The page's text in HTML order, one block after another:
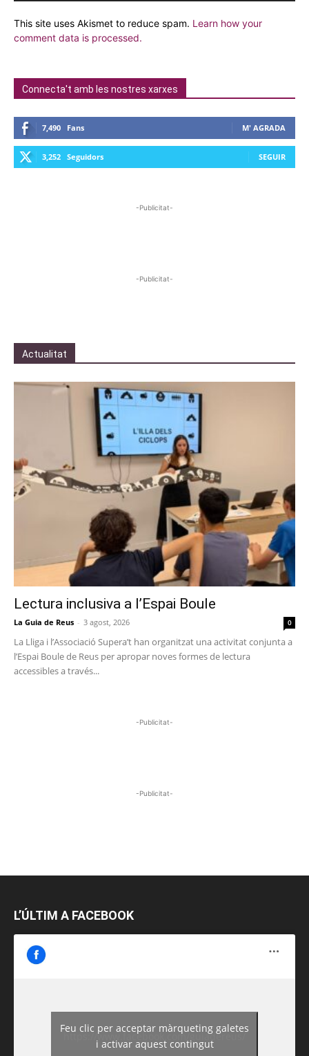
This site uses Akismet to reduce spam. Learn how your
comment data is processed.
Connecta't amb les nostres xarxes
7,490 Fans M' AGRADA
3,252 Seguidors SEGUIR
-Publicitat-
-Publicitat-
Actualitat
Lectura inclusiva a l’Espai Boule
La Guia de Reus - 3 agost, 2026 0
La Lliga i l’Associació Supera’t han organitzat una activitat conjunta a
l’Espai Boule de Reus per apropar noves formes de lectura
accessibles a través...
-Publicitat-
-Publicitat-
L’ÚLTIM A FACEBOOK
https://www.facebook.com/guiadereus/
Feu clic per acceptar màrqueting galetes
i activar aquest contingut